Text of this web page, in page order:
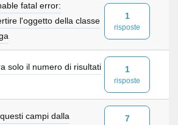
fatal error:
l'oggetto della classe
1
risposte
solo il numero di risultati
1
risposte
campi dalla
7